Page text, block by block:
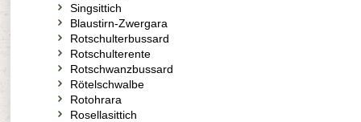
Singsittich
Blaustirn-Zwergara
Rotschulterbussard
Rotschulterente
Rotschwanzbussard
Rötelschwalbe
Rotohrara
Rosellasittich